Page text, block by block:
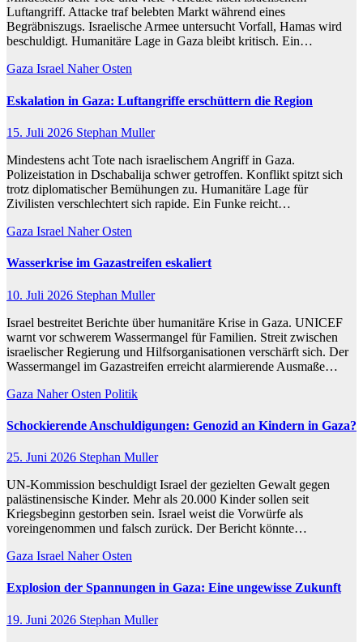
Luftangriff. Attacke traf belebten Markt während eines
Begräbniszugs. Israelische Armee untersucht Vorfall, Hamas wird
beschuldigt. Humanitäre Lage in Gaza bleibt kritisch. Ein…
Gaza Israel Naher Osten
Eskalation in Gaza: Luftangriffe erschüttern die Region
15. Juli 2026 Stephan Muller
Mindestens acht Tote nach israelischem Angriff in Gaza.
Polizeistation in Dschabalija schwer getroffen. Konflikt spitzt sich
trotz diplomatischer Bemühungen zu. Humanitäre Lage für
Zivilisten verschlechtert sich rapide. Ein Funke reicht…
Gaza Israel Naher Osten
Wasserkrise im Gazastreifen eskaliert
10. Juli 2026 Stephan Muller
Israel bestreitet Berichte über humanitäre Krise in Gaza. UNICEF
warnt vor schwerem Wassermangel für Familien. Streit zwischen
israelischer Regierung und Hilfsorganisationen verschärft sich. Der
Wassermangel im Gazastreifen erreicht alarmierende Ausmaße…
Gaza Naher Osten Politik
Schockierende Anschuldigungen: Genozid an Kindern in Gaza?
25. Juni 2026 Stephan Muller
UN-Kommission beschuldigt Israel der gezielten Gewalt gegen
palästinensische Kinder. Mehr als 20.000 Kinder sollen seit
Kriegsbeginn gestorben sein. Israel weist die Vorwürfe als
voreingenommen und falsch zurück. Der Bericht könnte…
Gaza Israel Naher Osten
Explosion der Spannungen in Gaza: Eine ungewisse Zukunft
19. Juni 2026 Stephan Muller